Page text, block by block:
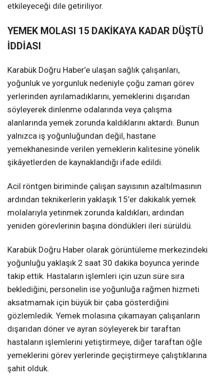
etkileyeceği dile getiriliyor.
YEMEK MOLASI 15 DAKİKAYA KADAR DÜŞTÜ
İDDİASI
Karabük Doğru Haber’e ulaşan sağlık çalışanları,
yoğunluk ve yorgunluk nedeniyle çoğu zaman görev
yerlerinden ayrılamadıklarını, yemeklerini dışarıdan
söyleyerek dinlenme odalarında veya çalışma
alanlarında yemek zorunda kaldıklarını aktardı. Bunun
yalnızca iş yoğunluğundan değil, hastane
yemekhanesinde verilen yemeklerin kalitesine yönelik
şikâyetlerden de kaynaklandığı ifade edildi.
Acil röntgen biriminde çalışan sayısının azaltılmasının
ardından teknikerlerin yaklaşık 15’er dakikalık yemek
molalarıyla yetinmek zorunda kaldıkları, ardından
yeniden görevlerinin başına döndükleri ileri sürüldü.
Karabük Doğru Haber olarak görüntüleme merkezindeki
yoğunluğu yaklaşık 2 saat 30 dakika boyunca yerinde
takip ettik. Hastaların işlemleri için uzun süre sıra
beklediğini, personelin ise yoğunluğa rağmen hizmeti
aksatmamak için büyük bir çaba gösterdiğini
gözlemledik. Yemek molasına çıkamayan çalışanların
dışarıdan döner ve ayran söyleyerek bir taraftan
hastaların işlemlerini yetiştirmeye, diğer taraftan öğle
yemeklerini görev yerlerinde geçiştirmeye çalıştıklarına
şahit olduk.